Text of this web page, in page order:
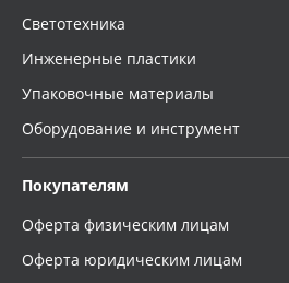
Светотехника
Инженерные пластики
Упаковочные материалы
Оборудование и инструмент
Покупателям
Оферта физическим лицам
Оферта юридическим лицам